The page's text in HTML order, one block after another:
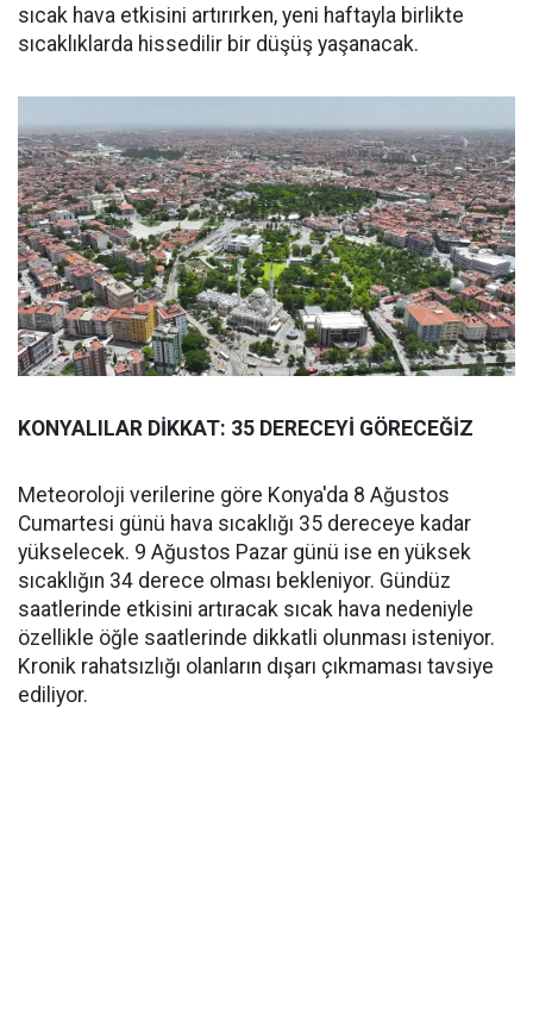
sıcak hava etkisini artırırken, yeni haftayla birlikte
sıcaklıklarda hissedilir bir düşüş yaşanacak.
KONYALILAR DİKKAT: 35 DERECEYİ GÖRECEĞİZ
Meteoroloji verilerine göre Konya'da 8 Ağustos
Cumartesi günü hava sıcaklığı 35 dereceye kadar
yükselecek. 9 Ağustos Pazar günü ise en yüksek
sıcaklığın 34 derece olması bekleniyor. Gündüz
saatlerinde etkisini artıracak sıcak hava nedeniyle
özellikle öğle saatlerinde dikkatli olunması isteniyor.
Kronik rahatsızlığı olanların dışarı çıkmaması tavsiye
ediliyor.